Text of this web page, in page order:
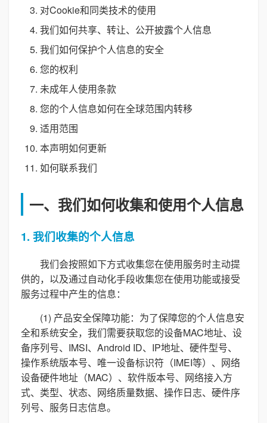
对Cookie和同类技术的使用
我们如何共享、转让、公开披露个人信息
我们如何保护个人信息的安全
您的权利
未成年人使用条款
您的个人信息如何在全球范围内转移
适用范围
本声明如何更新
如何联系我们
一、我们如何收集和使用个人信息
1. 我们收集的个人信息
我们会按照如下方式收集您在使用服务时主动提
供的，以及通过自动化手段收集您在使用功能或接受
服务过程中产生的信息：
(1) 产品安全保障功能：为了保障您的个人信息安
全和系统安全，我们需要获取您的设备MAC地址、设
备序列号、IMSI、Android ID、IP地址、硬件型号、
操作系统版本号、唯一设备标识符（IMEI等）、网络
设备硬件地址（MAC）、软件版本号、网络接入方
式、类型、状态、网络质量数据、操作日志、硬件序
列号、服务日志信息。